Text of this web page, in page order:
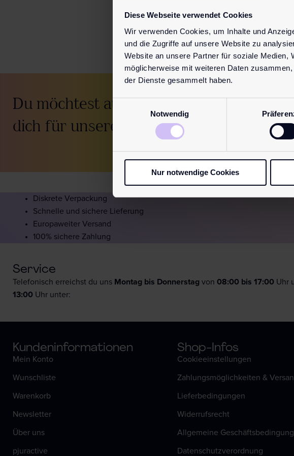
Diese Webseite verwendet Cookies
Wir verwenden Cookies, um Inhalte und
und die Zugriffe auf unsere Website zu
Website an unsere Partner für soziale Medien,
möglicherweise mit weiteren Daten
der Dienste gesammelt haben.
Einwilligungsauswahl
Notwendig
Nur notwendige Cookies
Du möchtest auf dem
dich für unseren
Newsletter
Diskrete Verpackung
Schnelle und sichere Lieferung
Europaweiter Versand
100% sichere Zahlung
Service
Telefonisch erreichst du uns Montag bis Donnerstag von 08:00 bis 17:00 Uhr
13:00 Uhr unter:
Kunden­informationen
Mein Konto
Wunschliste
Warenkorb
Newsletter
Über uns
pjuractive
Shop-Infos
Cookieeinstellungen
Zahlungsmöglichkeiten &
Lieferbedingungen
Widerrufsrecht
Allgemeine
Datenschutzverordnung